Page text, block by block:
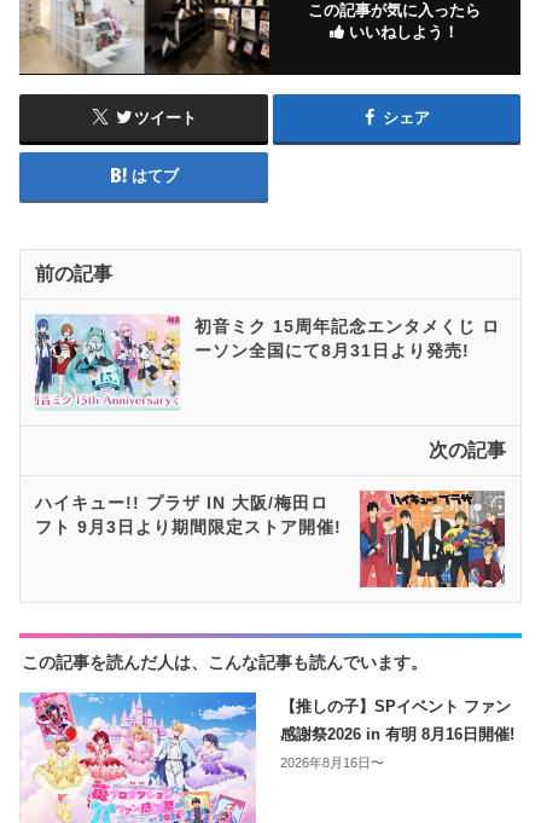
この記事が気に入ったら
いいねしよう！
ツイート シェア
はてブ
前の記事
初音ミク 15周年記念エンタメくじ ロ
ーソン全国にて8月31日より発売!
次の記事
ハイキュー!! プラザ IN 大阪/梅田ロ
フト 9月3日より期間限定ストア開催!
この記事を読んだ人は、こんな記事も読んでいます。
【推しの子】SPイベント ファン
感謝祭2026 in 有明 8月16日開催!
2026年8月16日〜